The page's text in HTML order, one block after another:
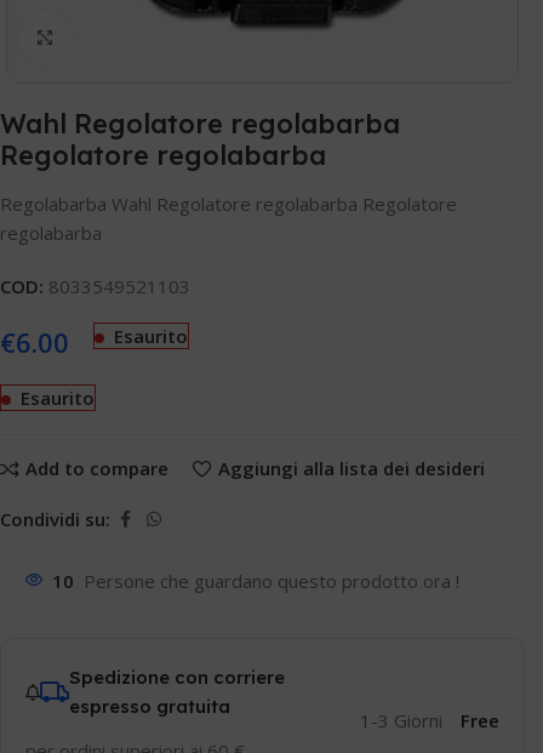
Wahl Regolatore regolabarba
Regolatore regolabarba
Regolabarba Wahl Regolatore regolabarba Regolatore
regolabarba
COD: 8033549521103
€6.00 Esaurito
Esaurito
Add to compare Aggiungi alla lista dei desideri
Condividi su:
10 Persone che guardano questo prodotto ora !
Spedizione con corriere
espresso gratuita
1-3 Giorni Free